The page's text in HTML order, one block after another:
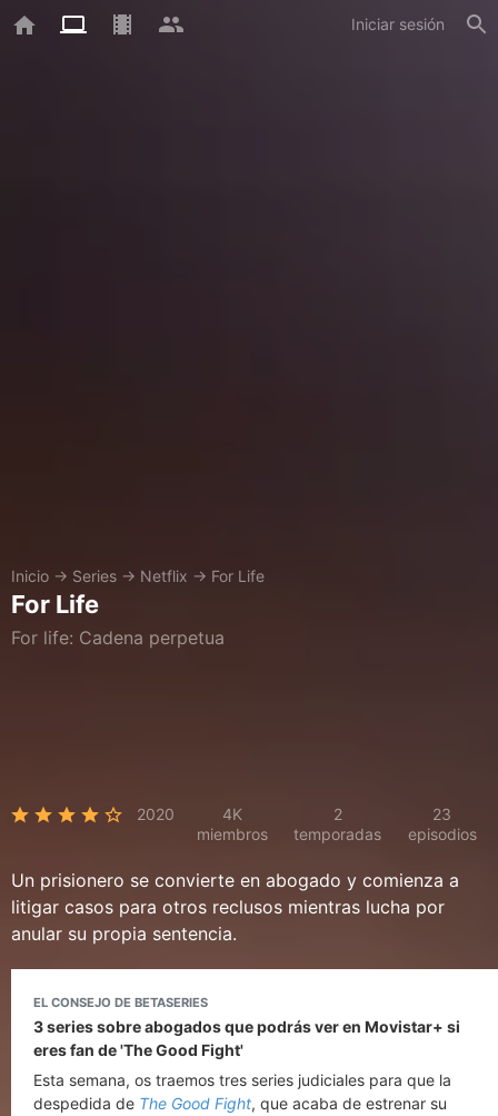
Iniciar sesión
Inicio → Series → Netflix → For Life
For Life
For life: Cadena perpetua
2020
4K
miembros
2
temporadas
23
episodios
Un prisionero se convierte en abogado y comienza a
litigar casos para otros reclusos mientras lucha por
anular su propia sentencia.
EL CONSEJO DE BETASERIES
3 series sobre abogados que podrás ver en Movistar+ si
eres fan de 'The Good Fight'
Esta semana, os traemos tres series judiciales para que la
despedida de The Good Fight, que acaba de estrenar su